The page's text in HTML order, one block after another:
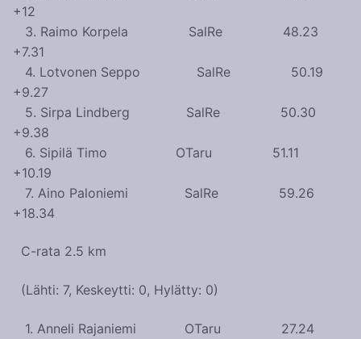
+12
3. Raimo Korpela SalRe 48.23
+7.31
4. Lotvonen Seppo SalRe 50.19
+9.27
5. Sirpa Lindberg SalRe 50.30
+9.38
6. Sipilä Timo OTaru 51.11
+10.19
7. Aino Paloniemi SalRe 59.26
+18.34
C-rata 2.5 km
(Lähti: 7, Keskeytti: 0, Hylätty: 0)
1. Anneli Rajaniemi OTaru 27.24